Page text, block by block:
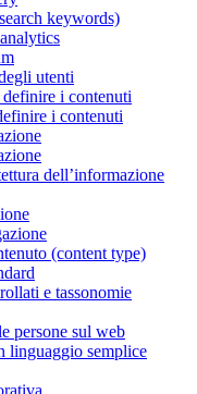
keywords)
utenti
i contenuti
i contenuti
dell’informazione
(content type)
e tassonomie
persone sul web
linguaggio semplice